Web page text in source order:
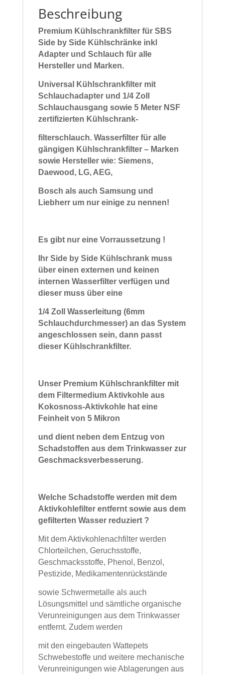
Beschreibung
Premium Kühlschrankfilter für SBS
Side by Side Kühlschränke inkl
Adapter und Schlauch für alle
Hersteller und Marken.
Universal Kühlschrankfilter mit
Schlauchadapter und 1/4 Zoll
Schlauchausgang sowie 5 Meter NSF
zertifizierten Kühlschrank-
filterschlauch. Wasserfilter für alle
gängigen Kühlschrankfilter – Marken
sowie Hersteller wie: Siemens,
Daewood, LG, AEG,
Bosch als auch Samsung und
Liebherr um nur einige zu nennen!
Es gibt nur eine Vorraussetzung !
Ihr Side by Side Kühlschrank muss
über einen externen und keinen
internen Wasserfilter verfügen und
dieser muss über eine
1/4 Zoll Wasserleitung (6mm
Schlauchdurchmesser) an das System
angeschlossen sein, dann passt
dieser Kühlschrankfilter.
Unser Premium Kühlschrankfilter mit
dem Filtermedium Aktivkohle aus
Kokosnoss-Aktivkohle hat eine
Feinheit von 5 Mikron
und dient neben dem Entzug von
Schadstoffen aus dem Trinkwasser zur
Geschmacksverbesserung.
Welche Schadstoffe werden mit dem
Aktivkohlefilter entfernt sowie aus dem
gefilterten Wasser reduziert ?
Mit dem Aktivkohlenachfilter werden
Chlorteilchen, Geruchsstoffe,
Geschmacksstoffe, Phenol, Benzol,
Pestizide, Medikamentenrückstände
sowie Schwermetalle als auch
Lösungsmittel und sämtliche organische
Verunreinigungen aus dem Trinkwasser
entfernt. Zudem werden
mit den eingebauten Wattepets
Schwebestoffe und weitere mechanische
Verunreinigungen wie Ablagerungen aus